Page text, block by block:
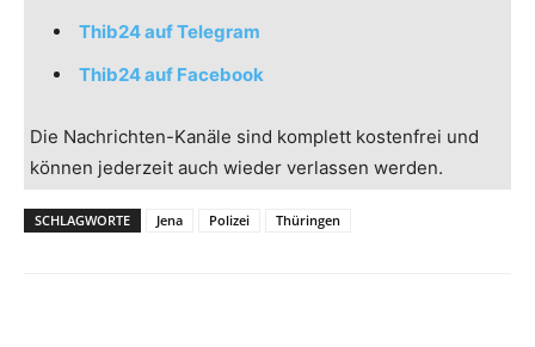
Thib24 auf Telegram
Thib24 auf Facebook
Die Nachrichten-Kanäle sind komplett kostenfrei und
können jederzeit auch wieder verlassen werden.
SCHLAGWORTE Jena Polizei Thüringen